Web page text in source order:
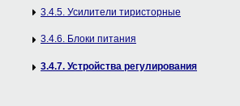
3.4.5. Усилители тиристорные
3.4.6. Блоки питания
3.4.7. Устройства регулирования